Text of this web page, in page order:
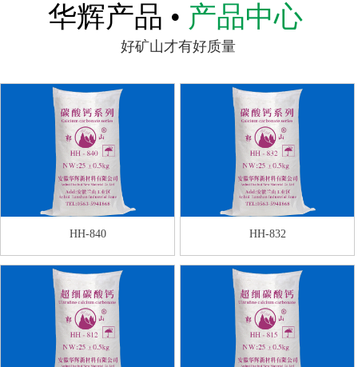
华辉产品 • 产品中心
好矿山才有好质量
HH-840 HH-832